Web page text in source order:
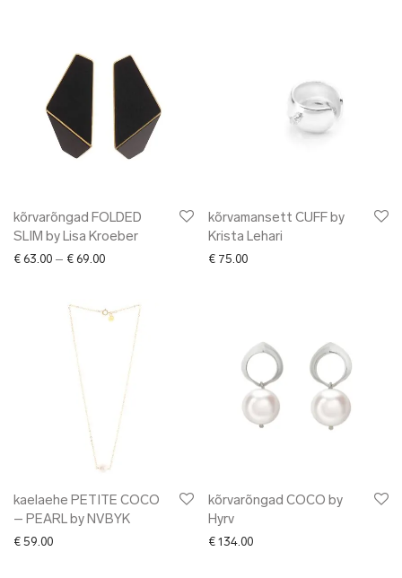
kõrvarõngad FOLDED
SLIM by Lisa Kroeber
€ 63.00 – € 69.00Price range: € 63.00 through € 69.00
kõrvamansett CUFF by
Krista Lehari
€ 75.00
kaelaehe PETITE COCO
– PEARL by NVBYK
€ 59.00
kõrvarõngad COCO by
Hyrv
€ 134.00